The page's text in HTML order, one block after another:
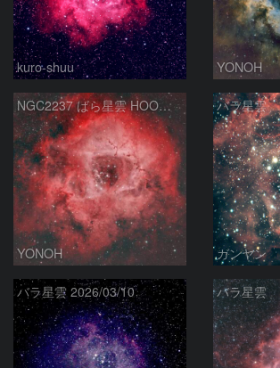
kuro-shuu YONOH
NGC2237 ばら星雲 HOO合成
YONOH
バラ星雲
ガンヤン
バラ星雲 2026/03/10 バラ星雲